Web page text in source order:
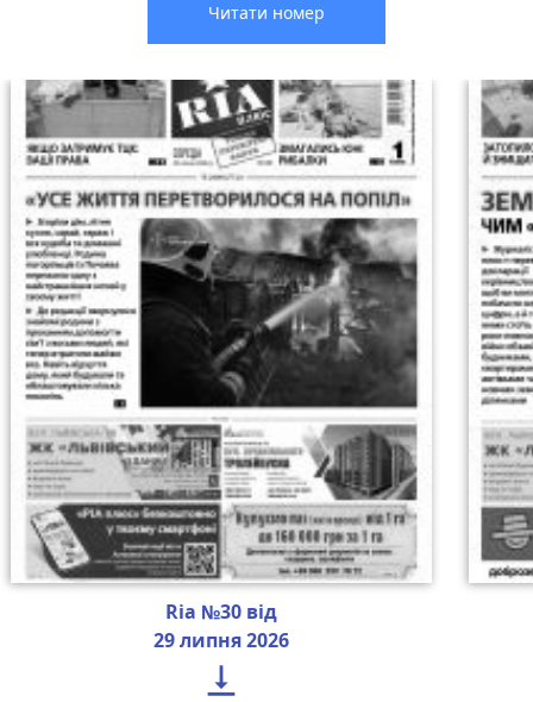
Читати номер
Ria №30 від
29 липня 2026
